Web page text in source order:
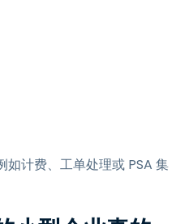
如计费、工单处理或 PSA 集